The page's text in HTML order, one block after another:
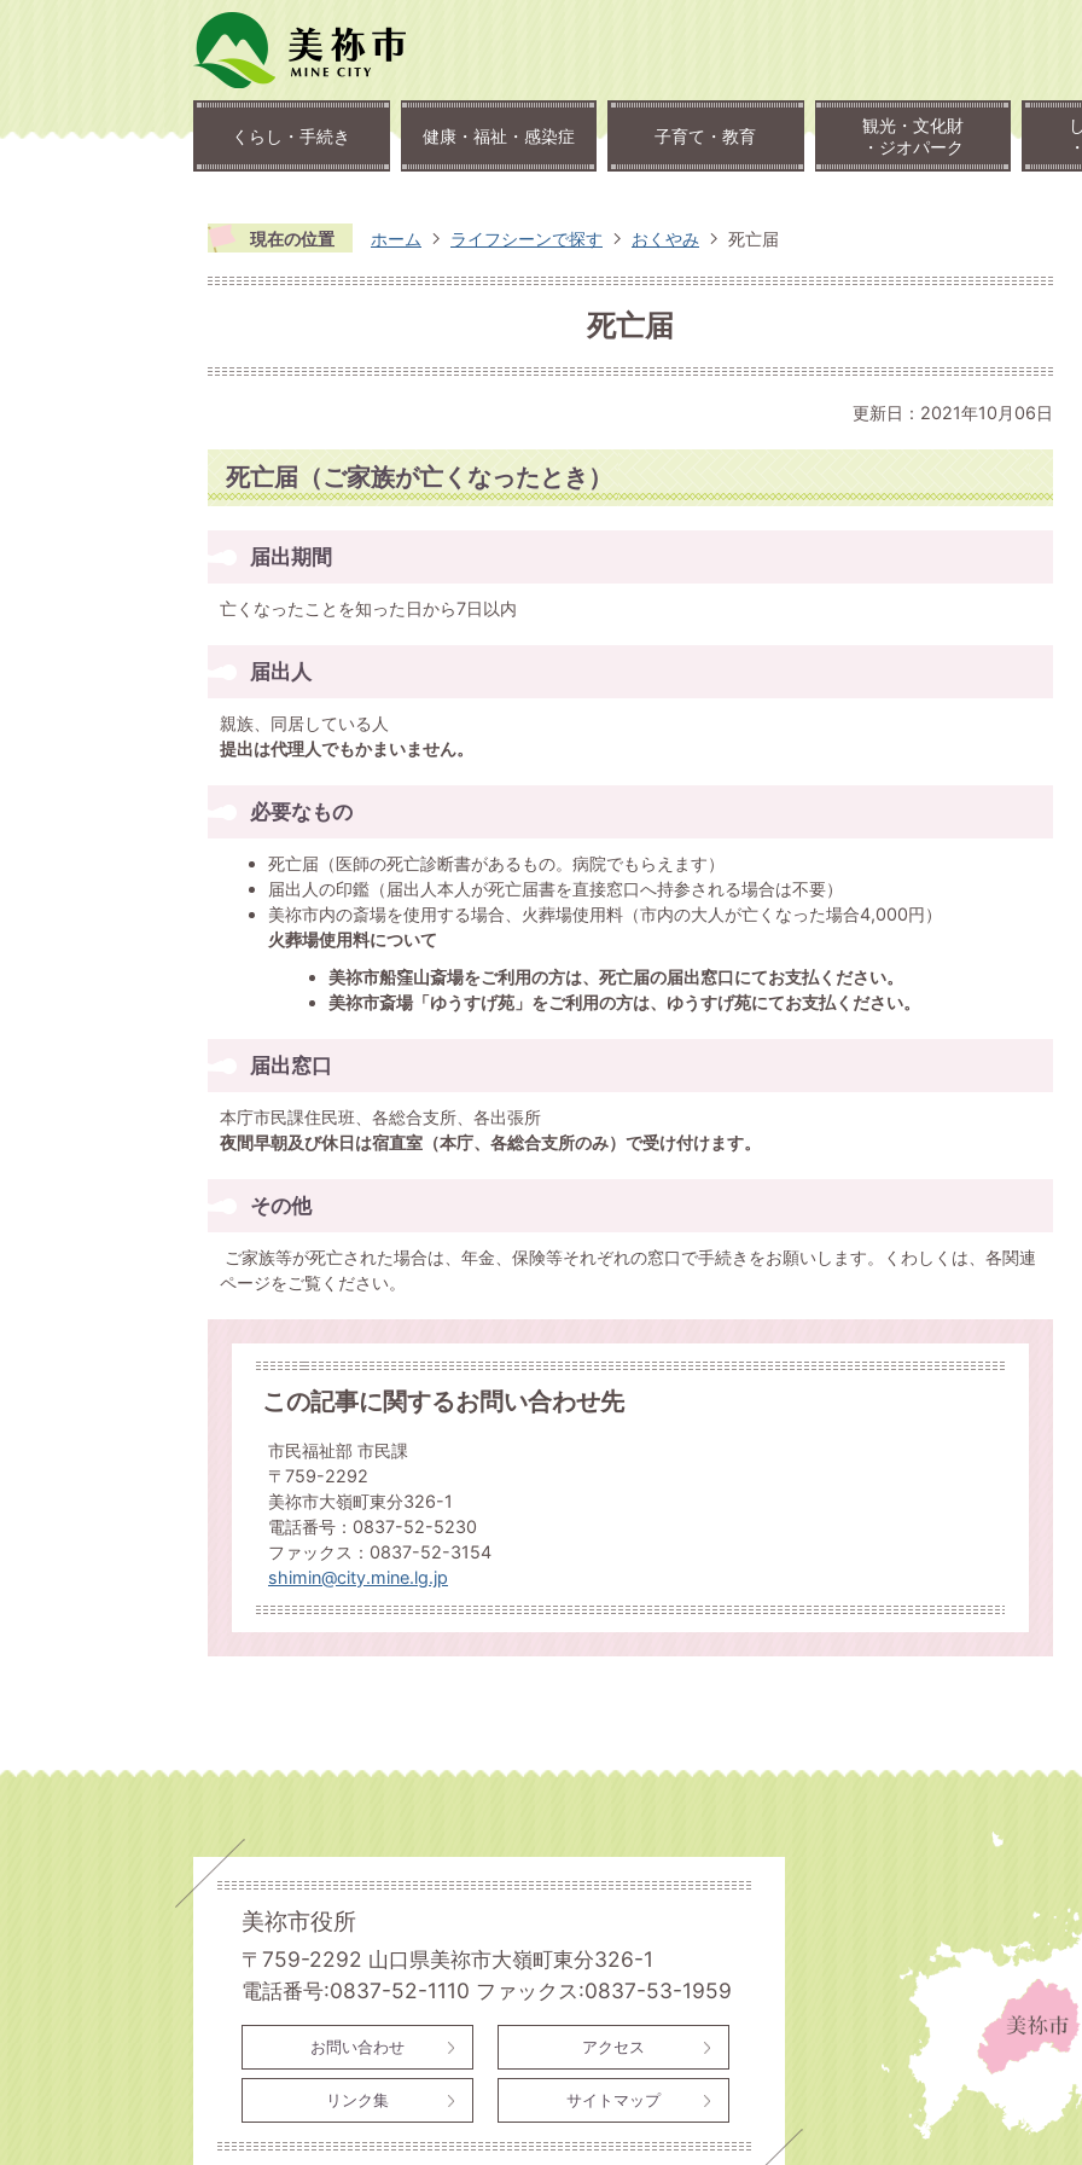
くらし・手続き 健康・福祉・感染症 子育て・教育
観光・文化財
・ジオパーク
現在の位置 ホーム ライフシーンで探す おくやみ 死亡届
死亡届
更新日：2021年10月06日
死亡届（ご家族が亡くなったとき）
届出期間
亡くなったことを知った日から7日以内
届出人
親族、同居している人
提出は代理人でもかまいません。
必要なもの
死亡届（医師の死亡診断書があるもの。病院でもらえます）
届出人の印鑑（届出人本人が死亡届書を直接窓口へ持参される場合は不要）
美祢市内の斎場を使用する場合、火葬場使用料（市内の大人が亡くなった場合4,000円）
火葬場使用料について
美祢市船窪山斎場をご利用の方は、死亡届の届出窓口にてお支払ください。
美祢市斎場「ゆうすげ苑」をご利用の方は、ゆうすげ苑にてお支払ください。
届出窓口
本庁市民課住民班、各総合支所、各出張所
夜間早朝及び休日は宿直室（本庁、各総合支所のみ）で受け付けます。
その他
ご家族等が死亡された場合は、年金、保険等それぞれの窓口で手続きをお願いします。くわしくは、各関連
ページをご覧ください。
この記事に関するお問い合わせ先
市民福祉部 市民課
〒759-2292
美祢市大嶺町東分326-1
電話番号：0837-52-5230
ファックス：0837-52-3154
shimin@city.mine.lg.jp
美祢市役所
〒759-2292 山口県美祢市大嶺町東分326-1
電話番号:0837-52-1110 ファックス:0837-53-1959
お問い合わせ アクセス
リンク集 サイトマップ